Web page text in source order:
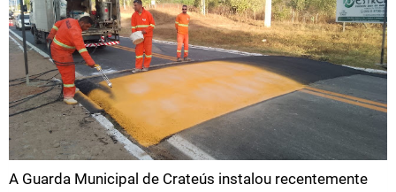
A Guarda Municipal de Crateús instalou recentemente